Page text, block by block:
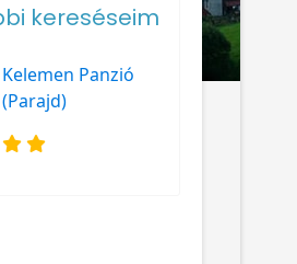
kereséseim
Kelemen Panzió
(Parajd)